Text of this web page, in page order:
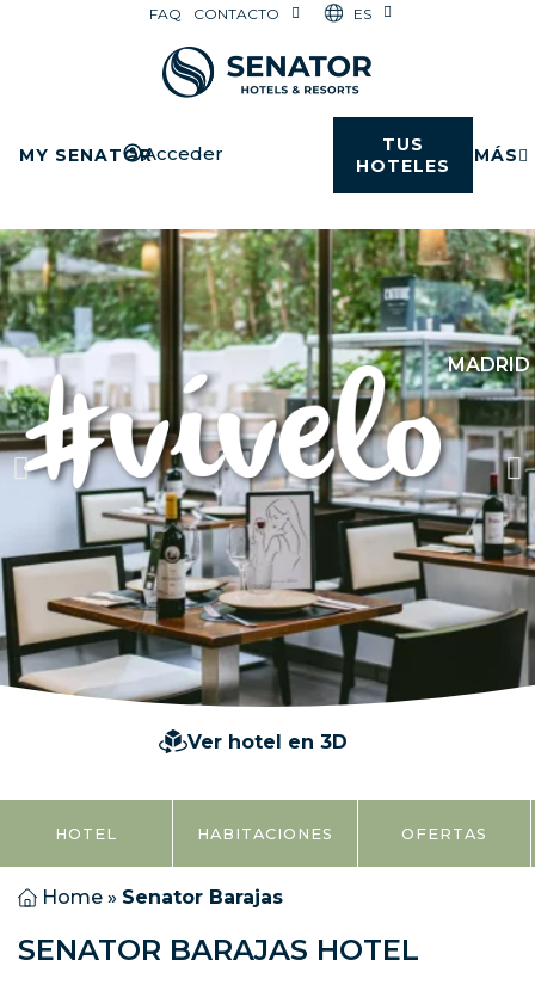
FAQ CONTACTO ES
MY SENATORAcceder
TUS
HOTELES
MÁS
Ver hotel en 3D
MADRID
HOTEL HABITACIONES OFERTAS
Home » Senator Barajas
SENATOR BARAJAS HOTEL